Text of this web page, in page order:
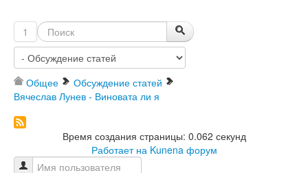
1
Общее
Обсуждение статей
Вячеслав Лунев - Виновата ли я
Время создания страницы: 0.062 секунд
Работает на Kunena форум